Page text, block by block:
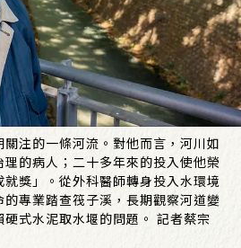
注的一條河流。對他而言，河川如
的病人；二十多年來的投入使他榮
獎」。從外科醫師轉身投入水環境
專業踏查筏子溪，長期觀察河道變
式水泥取水堰的問題。 記者蔡宗